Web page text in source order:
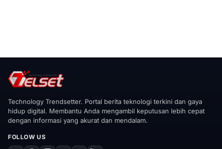
Technology Trendsetter. Portal berita teknologi terkini dan gaya
hidup digital. Membantu Anda mengambil keputusan lebih cepat
dengan informasi yang akurat dan mendalam.
FOLLOW US